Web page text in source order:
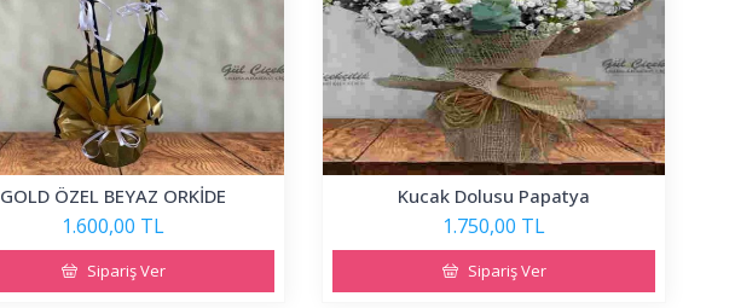
GOLD ÖZEL BEYAZ ORKİDE
1.600,00 TL
Sipariş Ver
Kucak Dolusu Papatya
1.750,00 TL
Sipariş Ver